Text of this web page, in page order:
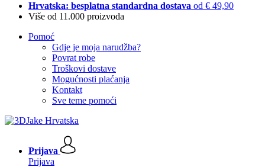
Hrvatska: besplatna standardna dostava od € 49,90
Više od 11.000 proizvoda
Pomoć
Gdje je moja narudžba?
Povrat robe
Troškovi dostave
Mogućnosti plaćanja
Kontakt
Sve teme pomoći
Prijava
Prijava